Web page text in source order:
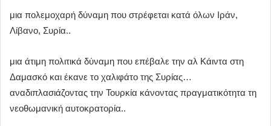
μια πολεμοχαρή δύναμη που στρέφεται κατά όλων Ιράν,
Λίβανο, Συρία..
μια άτιμη πολιτικά δύναμη που επέβαλε την αλ Κάιντα στη
Δαμασκό και έκανε το χαλιφάτο της Συρίας…
αναδιπλασιάζοντας την Τουρκία κάνοντας πραγματικότητα τη
νεοθωμανική αυτοκρατορία..